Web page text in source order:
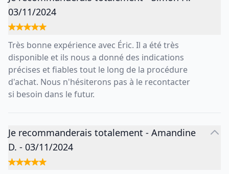
03/11/2024
Très bonne expérience avec Éric. Il a été très
disponible et ils nous a donné des indications
précises et fiables tout le long de la procédure
d'achat. Nous n'hésiterons pas à le recontacter
si besoin dans le futur.
Je recommanderais totalement - Amandine
D. - 03/11/2024